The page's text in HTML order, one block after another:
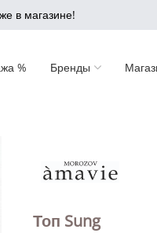
в магазине!
% Бренды
Топ Sung